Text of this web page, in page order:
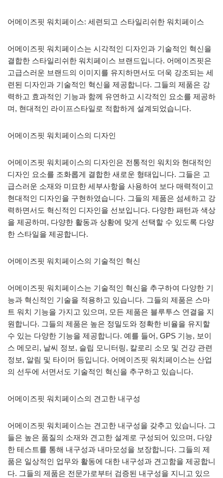
어메이즈핏 워치페이스: 세련되고 스타일리쉬한 워치페이스
어메이즈핏 워치페이스는 시각적인 디자인과 기술적인 혁신을
결합한 스타일리쉬한 워치페이스 브랜드입니다. 어메이즈핏은
고급스러운 브랜드의 이미지를 유지하면서도 더욱 강조되는 세
련된 디자인과 기술적인 혁신을 제공합니다. 그들의 제품은 강
력하고 효과적인 기능과 함께 유연하고 시각적인 요소를 제공하
며, 현대적인 라이프스타일로 적합하게 설계되었습니다.
어메이즈핏 워치페이스의 디자인
어메이즈핏 워치페이스의 디자인은 전통적인 워치와 현대적인
디자인 요소를 조화롭게 결합한 새로운 형태입니다. 그들은 고
급스러운 소재와 미묘한 세부사항을 사용하여 보다 매력적이고
현대적인 디자인을 구현하였습니다. 그들의 제품은 섬세하고 강
력하면서도 혁신적인 디자인을 선보입니다. 다양한 패턴과 색상
을 제공하며, 다양한 활동과 상황에 맞게 선택할 수 있도록 다양
한 스타일을 제공합니다.
어메이즈핏 워치페이스의 기술적인 혁신
어메이즈핏 워치페이스는 기술적인 혁신을 추구하여 다양한 기
능과 혁신적인 기술을 적용하고 있습니다. 그들의 제품은 스마
트 워치 기능을 가지고 있으며, 모든 제품은 블루투스 연결을 지
원합니다. 그들의 제품은 높은 정밀도와 정확한 비율을 유지할
수 있는 다양한 기능을 제공합니다. 예를 들어, GPS 기능, 보이
스 메모리, 날씨 정보, 슬립 모니터링, 칼로리 소모 및 건강 관련
정보, 알림 및 타이머 등입니다. 어메이즈핏 워치페이스는 산업
의 선두에 서면서도 기술적인 혁신을 추구하고 있습니다.
어메이즈핏 워치페이스의 견고한 내구성
어메이즈핏 워치페이스는 견고한 내구성을 갖추고 있습니다. 그
들은 높은 품질의 소재와 견고한 설계로 구성되어 있으며, 다양
한 테스트를 통해 내구성과 내마모성을 보장합니다. 그들의 제
품은 일상적인 업무와 활동에 대한 내구성과 견고함을 제공합니
다. 그들의 제품은 전문가로부터 검증된 내구성을 지니고 있으